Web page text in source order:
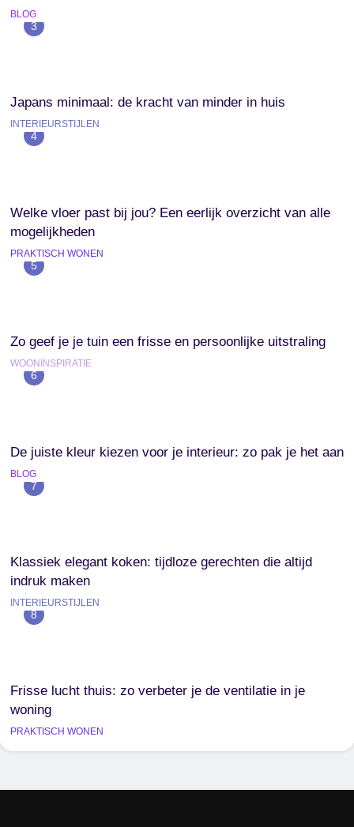
BLOG
3
Japans minimaal: de kracht van minder in huis
INTERIEURSTIJLEN
4
Welke vloer past bij jou? Een eerlijk overzicht van alle
mogelijkheden
PRAKTISCH WONEN
5
Zo geef je je tuin een frisse en persoonlijke uitstraling
WOONINSPIRATIE
6
De juiste kleur kiezen voor je interieur: zo pak je het aan
BLOG
7
Klassiek elegant koken: tijdloze gerechten die altijd
indruk maken
INTERIEURSTIJLEN
8
Frisse lucht thuis: zo verbeter je de ventilatie in je
woning
PRAKTISCH WONEN